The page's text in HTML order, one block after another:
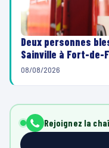
Deux personnes
Sainville à Fort-de-
08/08/2026
Rejoignez la